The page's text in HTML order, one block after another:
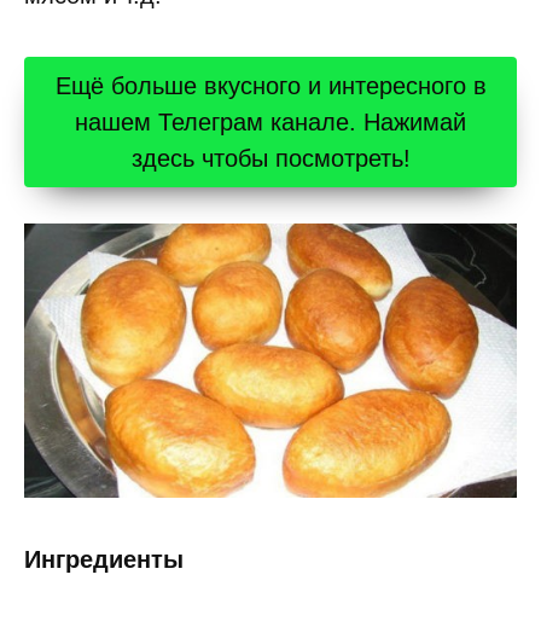
Ещё больше вкусного и интересного в
нашем Телеграм канале. Нажимай
здесь чтобы посмотреть!
Ингредиенты